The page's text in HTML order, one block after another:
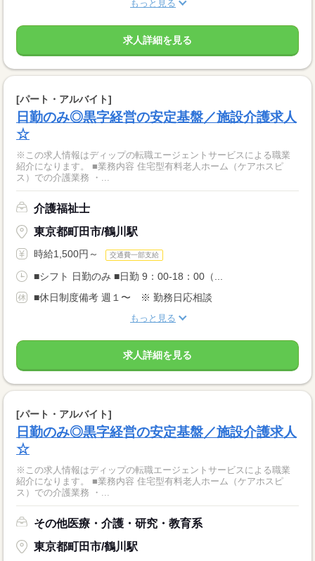
もっと見る
求人詳細を見る
[パート・アルバイト]
日勤のみ◎黒字経営の安定基盤／施設介護求人
☆
※この求人情報はディップの転職エージェントサービスによる職業
紹介になります。 ■業務内容 住宅型有料老人ホーム（ケアホスピ
ス）での介護業務 ・...
介護福祉士
東京都町田市/鶴川駅
時給1,500円～ 交通費一部支給
■シフト 日勤のみ ■日勤 9：00-18：00（...
■休日制度備考 週１〜 ※ 勤務日応相談
もっと見る
求人詳細を見る
[パート・アルバイト]
日勤のみ◎黒字経営の安定基盤／施設介護求人
☆
※この求人情報はディップの転職エージェントサービスによる職業
紹介になります。 ■業務内容 住宅型有料老人ホーム（ケアホスピ
ス）での介護業務 ・...
その他医療・介護・研究・教育系
東京都町田市/鶴川駅